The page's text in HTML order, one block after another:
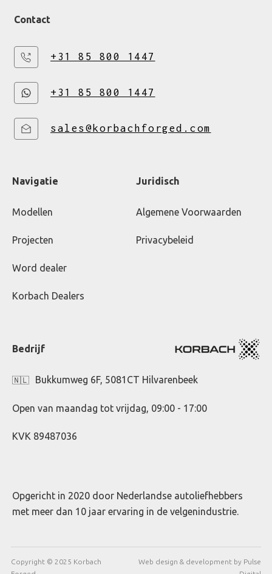
Contact
+31 85 800 1447
+31 85 800 1447
sales@korbachforged.com
Navigatie
Modellen
Projecten
Word dealer
Korbach Dealers
Juridisch
Algemene Voorwaarden
Privacybeleid
Bedrijf
🇳🇱 Bukkumweg 6F, 5081CT Hilvarenbeek
Open van maandag tot vrijdag, 09:00 - 17:00
KVK 89487036
Opgericht in 2020 door Nederlandse autoliefhebbers
met meer dan 10 jaar ervaring in de velgenindustrie.
Copyright © 2025 Korbach
Web design & development by Pulse